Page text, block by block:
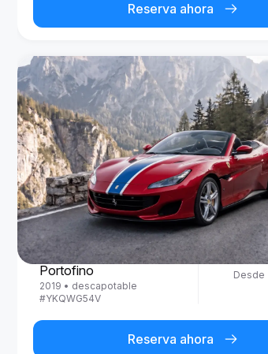
Reserva ahora
Ferrari
Portofino
2019 • descapotable
#YKQWG54V
Desde
Reserva ahora